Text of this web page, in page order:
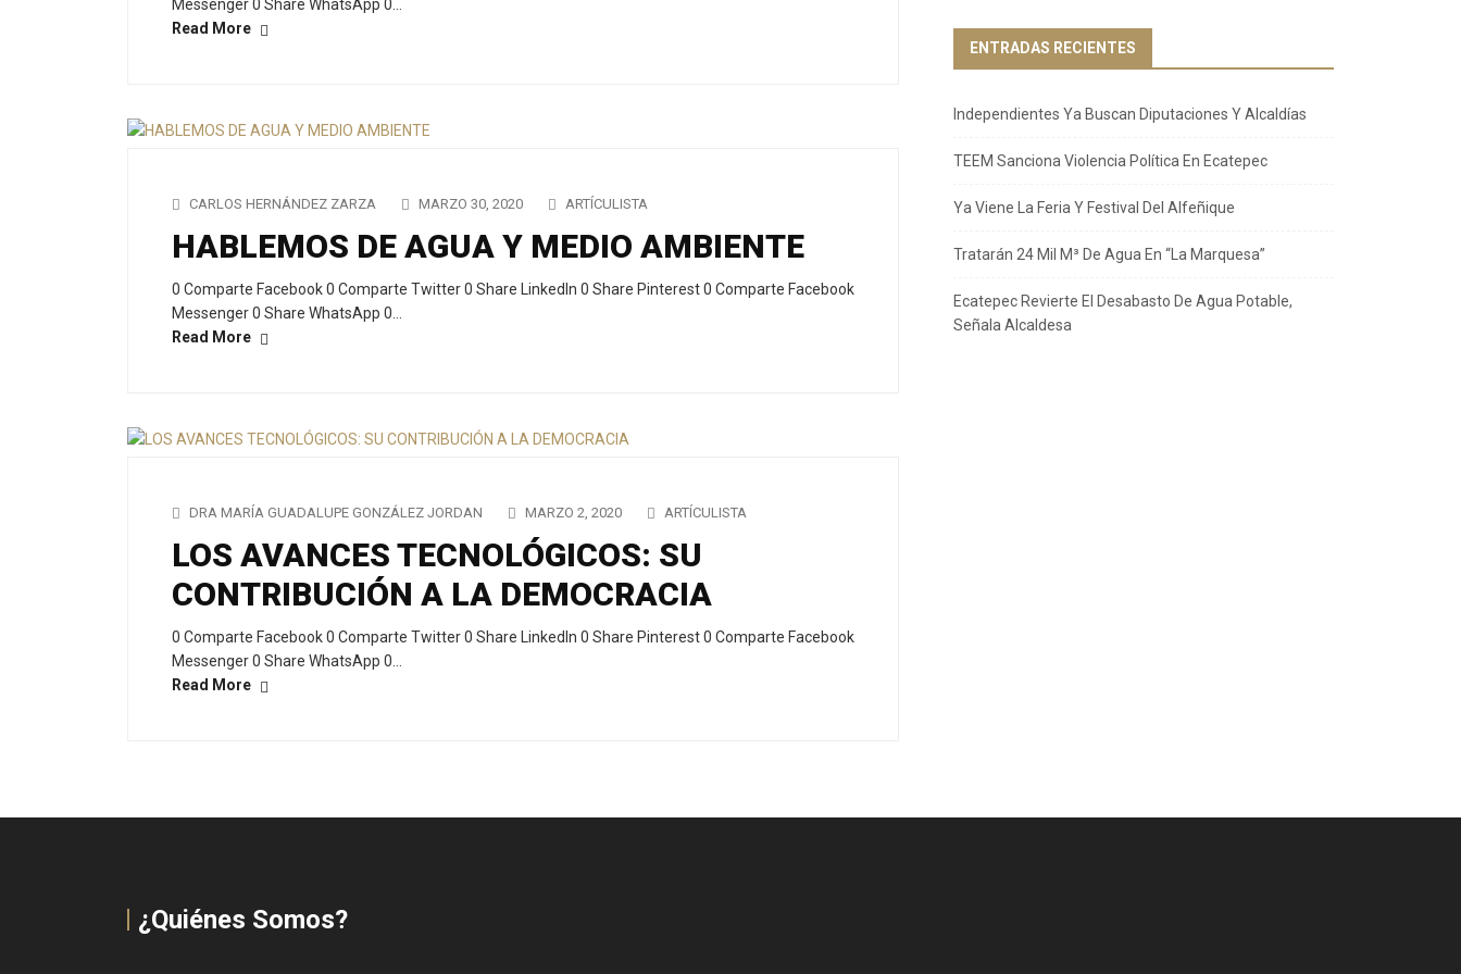
Messenger 0 Share WhatsApp 0…
Read More
CARLOS HERNÁNDEZ ZARZA MARZO 30, 2020 ARTÍCULISTA
HABLEMOS DE AGUA Y MEDIO AMBIENTE
0 Comparte Facebook 0 Comparte Twitter 0 Share LinkedIn 0 Share Pinterest 0 Comparte Facebook
Messenger 0 Share WhatsApp 0…
Read More
DRA MARÍA GUADALUPE GONZÁLEZ JORDAN MARZO 2, 2020 ARTÍCULISTA
LOS AVANCES TECNOLÓGICOS: SU
CONTRIBUCIÓN A LA DEMOCRACIA
0 Comparte Facebook 0 Comparte Twitter 0 Share LinkedIn 0 Share Pinterest 0 Comparte Facebook
Messenger 0 Share WhatsApp 0…
Read More
ENTRADAS RECIENTES
Independientes Ya Buscan Diputaciones Y Alcaldías
TEEM Sanciona Violencia Política En Ecatepec
Ya Viene La Feria Y Festival Del Alfeñique
Tratarán 24 Mil M³ De Agua En “La Marquesa”
Ecatepec Revierte El Desabasto De Agua Potable,
Señala Alcaldesa
¿Quiénes Somos?